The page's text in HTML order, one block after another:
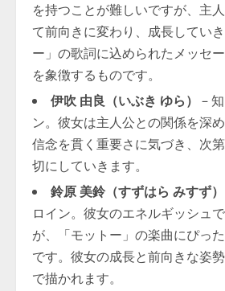
を持つことが難しいですが、主
て前向きに変わり、成長してい
ー」の歌詞に込められたメッセ
を象徴するものです。
伊吹 由良（いぶき ゆら） –
ン。彼女は主人公との関係を深
信念を貫く重要さに気づき、次
切にしていきます。
鈴原 美鈴（すずはら みすず）
ロイン。彼女のエネルギッシュ
が、「モットー」の楽曲にぴっ
です。彼女の成長と前向きな姿
で描かれます。